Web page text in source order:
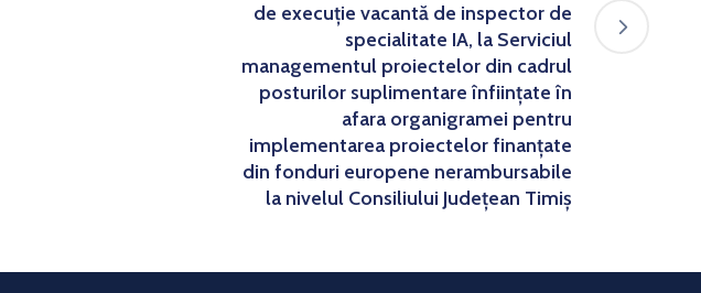
de execuție vacantă de inspector de
specialitate IA, la Serviciul
managementul proiectelor din cadrul
posturilor suplimentare înființate în
afara organigramei pentru
implementarea proiectelor finanțate
din fonduri europene nerambursabile
la nivelul Consiliului Județean Timiș